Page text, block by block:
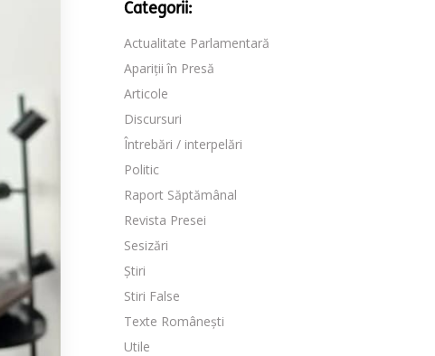
Categorii:
Actualitate Parlamentară
Apariții în Presă
Articole
Discursuri
Întrebări / interpelări
Politic
Raport Săptămânal
Revista Presei
Sesizări
Știri
Stiri False
Texte Românești
Utile